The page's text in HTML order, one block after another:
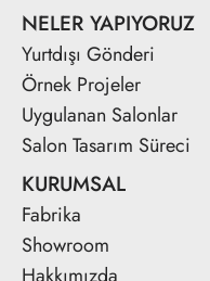
NELER YAPIYORUZ
Yurtdışı Gönderi
Örnek Projeler
Uygulanan Salonlar
Salon Tasarım Süreci
KURUMSAL
Fabrika
Showroom
Hakkımızda